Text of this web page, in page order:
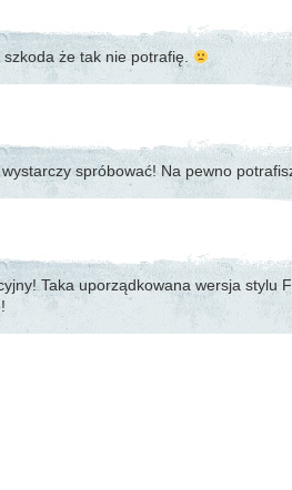
szkoda że tak nie potrafię.
wystarczy spróbować! Na pewno
Taka uporządkowana wersja stylu